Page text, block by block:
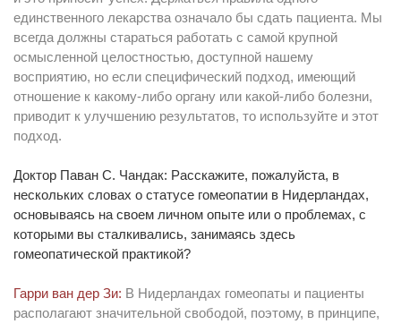
единственного лекарства означало бы сдать пациента. Мы
всегда должны стараться работать с самой крупной
осмысленной целостностью, доступной нашему
восприятию, но если специфический подход, имеющий
отношение к какому-либо органу или какой-либо болезни,
приводит к улучшению результатов, то используйте и этот
подход.
Доктор Паван С. Чандак: Расскажите, пожалуйста, в
нескольких словах о статусе гомеопатии в Нидерландах,
основываясь на своем личном опыте или о проблемах, с
которыми вы сталкивались, занимаясь здесь
гомеопатической практикой?
Гарри ван дер Зи: В Нидерландах гомеопаты и пациенты
располагают значительной свободой, поэтому, в принципе,